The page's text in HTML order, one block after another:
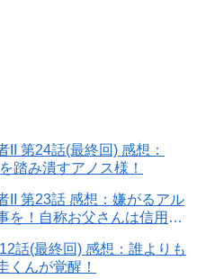
II 第24話(最終回) 感想：
踏み潰すアノス様！
II 第23話 感想：嫌がるアル
を！自称お父さんは信用な
話(最終回) 感想：誰よりも
くんが覚醒！